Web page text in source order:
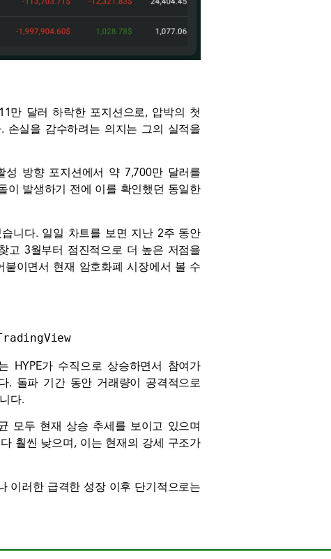
만 달러 하락한 포지션으로, 압박의 첫
손실을 감수하려는 의지는 그의 실적을
방향 포지션에서 약 7,700만 달러를
이 발생하기 전에 이를 확인했던 동일한
니다. 일일 차트를 보면 지난 2주 동안
고 3월부터 점진적으로 더 높은 저점을
이면서 현재 암호화폐 시장에서 볼 수
HYPE가 수직으로 상승하면서 참여가
. 돌파 기간 동안 거래량이 공격적으로
다.
모두 현재 상승 추세를 보이고 있으며
훨씬 낮으며, 이는 현재의 강세 구조가
이러한 급격한 성장 이후 단기적으로는